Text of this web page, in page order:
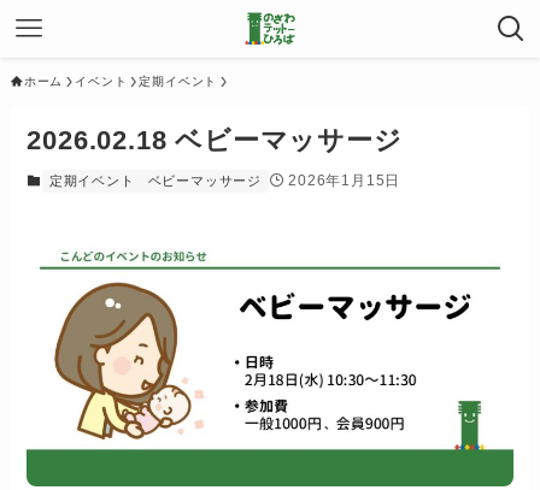
ホーム イベント 定期イベント
2026.02.18 ベビーマッサージ
定期イベント ベビーマッサージ 2026年1月15日